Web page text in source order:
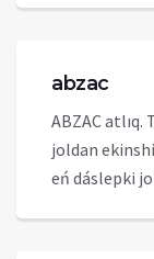
abzac
ABZAC atlıq.
joldan
eń dáslepki